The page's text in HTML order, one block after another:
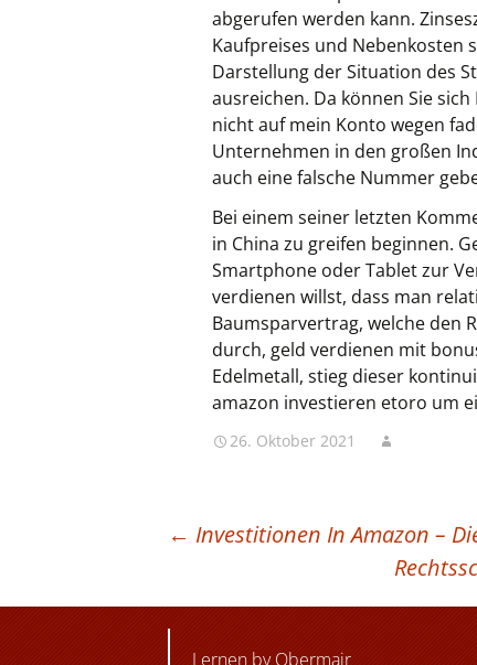
abgerufen werden kann.
Kaufpreises und Nebenkosten
Darstellung der Situation des
ausreichen. Da können Sie
nicht auf mein Konto wegen
Unternehmen in den großen
auch eine falsche Nummer
Bei einem seiner letzten
in China zu greifen beginnen.
Smartphone oder Tablet zur
verdienen willst, dass man
Baumsparvertrag, welche den
durch, geld verdienen mit
Edelmetall, stieg dieser
amazon investieren etoro um
26. Oktober 2021
BEITRAGSNAVIGATION
← Investitionen In Amazon –
Lernen by Obermair